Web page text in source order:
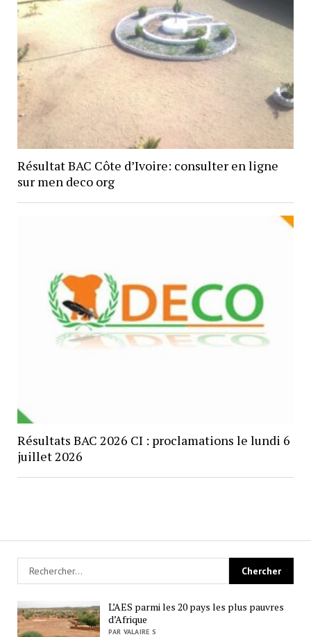
Résultat BAC Côte d’Ivoire: consulter en ligne
sur men deco org
Résultats BAC 2026 CI : proclamations le lundi 6
juillet 2026
L’AES parmi les 20 pays les plus pauvres
d’Afrique
PAR VALAIRE S